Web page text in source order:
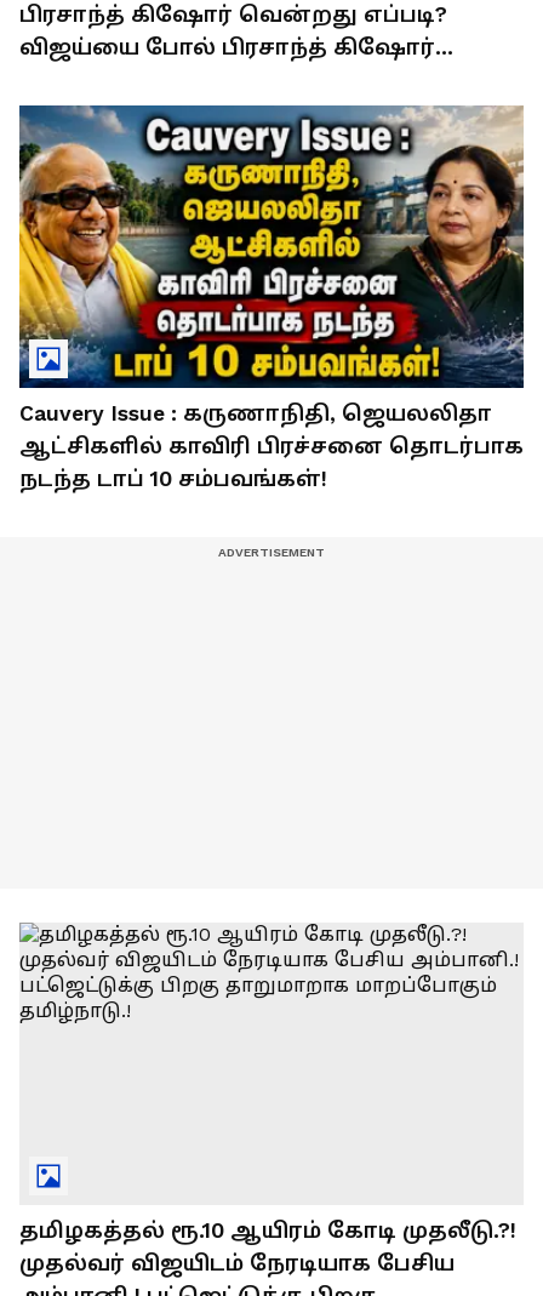
பிரசாந்த் கிஷோர் வென்றது எப்படி?
விஜய்யை போல் பிரசாந்த் கிஷோர்
Cauvery Issue : கருணாநிதி, ஜெயலலிதா
ஆட்சிகளில் காவிரி பிரச்சனை தொடர்பாக
நடந்த டாப் 10 சம்பவங்கள்!
தமிழகத்தல் ரூ.10 ஆயிரம் கோடி முதலீடு.?!
முதல்வர் விஜயிடம் நேரடியாக பேசிய